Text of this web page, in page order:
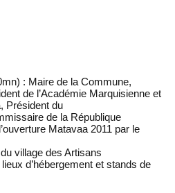
: Maire de la Commune,
de l’Académie Marquisienne et
Président du
de la République
Matavaa 2011 par le
village des Artisans
d’hébergement et stands de